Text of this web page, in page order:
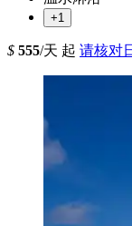
+1
$ 555/天 起 请核对